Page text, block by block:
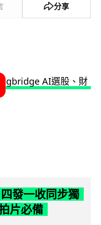
分享
發一收同步獨
片必備